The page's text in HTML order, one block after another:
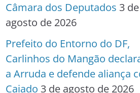
Câmara dos Deputados 3 de
agosto de 2026
Prefeito do Entorno do DF,
Carlinhos do Mangão
a Arruda e defende aliança
Caiado 3 de agosto de 2026